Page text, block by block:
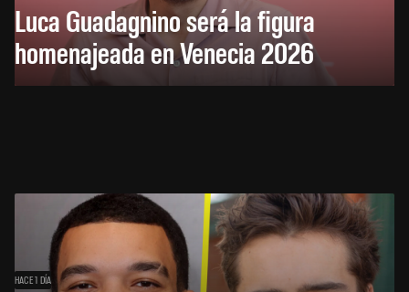
Luca Guadagnino será la figura
homenajeada en Venecia 2026
HACE 1 DÍA